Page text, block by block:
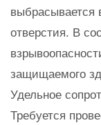
выбрасывается
отверстия. В
защищаемого
Удельное
Требуется